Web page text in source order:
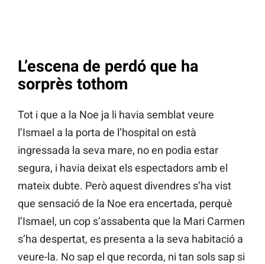
L’escena de perdó que ha
sorprès tothom
Tot i que a la Noe ja li havia semblat veure
l’Ismael a la porta de l’hospital on està
ingressada la seva mare, no en podia estar
segura, i havia deixat els espectadors amb el
mateix dubte. Però aquest divendres s’ha vist
que sensació de la Noe era encertada, perquè
l’Ismael, un cop s’assabenta que la Mari Carmen
s’ha despertat, es presenta a la seva habitació a
veure-la. No sap el que recorda, ni tan sols sap si